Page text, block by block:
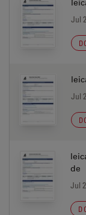
Jul
Jul
de
Jul